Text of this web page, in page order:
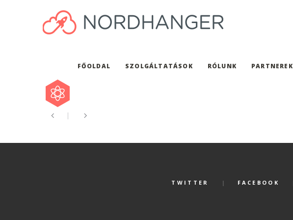
FŐOLDAL SZOLGÁLTATÁSOK RÓLUNK PARTNEREK
TWITTER FACEBOOK